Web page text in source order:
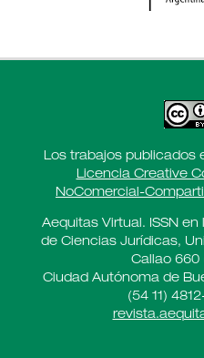
Los trabajos publicados
Licencia Creative
NoComercial-
Aequitas Virtual. ISSN
de Ciencias Jurídicas,
Callao 660
Ciudad Autónoma de
(54 11)